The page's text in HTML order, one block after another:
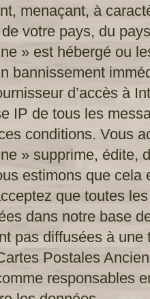
menaçant, à
votre pays, du
» est hébergé ou
bannissement
d’accès à
IP de tous les
conditions. Vous
» supprime, édite,
estimons que cela
que toutes
dans notre base
pas diffusées à une
Postales
responsables